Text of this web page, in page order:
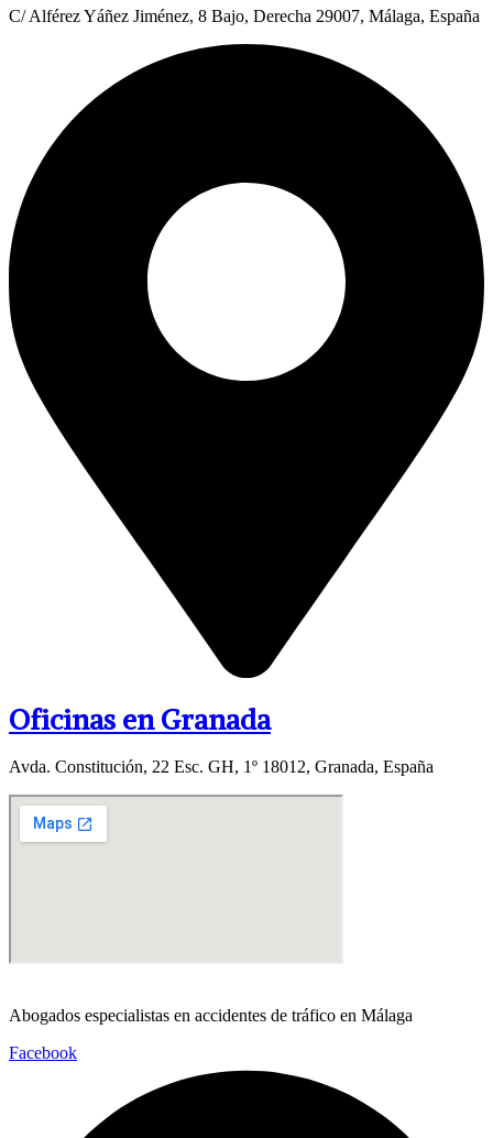
C/ Alférez Yáñez Jiménez, 8 Bajo, Derecha 29007, Málaga, España
Oficinas en Granada
Avda. Constitución, 22 Esc. GH, 1º 18012, Granada, España
Abogados especialistas en accidentes de tráfico en Málaga
Facebook